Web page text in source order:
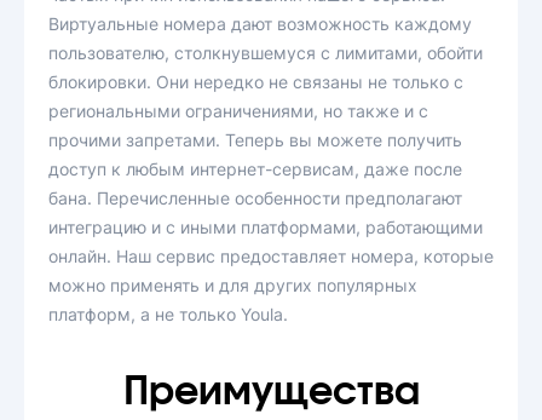
Виртуальные номера дают возможность каждому
пользователю, столкнувшемуся с лимитами, обойти
блокировки. Они нередко не связаны не только с
региональными ограничениями, но также и с
прочими запретами. Теперь вы можете получить
доступ к любым интернет-сервисам, даже после
бана. Перечисленные особенности предполагают
интеграцию и с иными платформами, работающими
онлайн. Наш сервис предоставляет номера, которые
можно применять и для других популярных
платформ, а не только Youla.
Преимущества